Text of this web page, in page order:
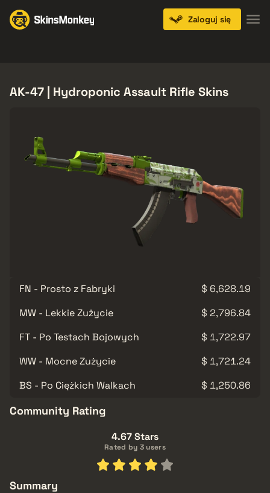
Zaloguj się
AK-47 | Hydroponic Assault Rifle Skins
FN - Prosto z Fabryki
$ 6,628.19
MW - Lekkie Zużycie
$ 2,796.84
FT - Po Testach Bojowych
$ 1,722.97
WW - Mocne Zużycie
$ 1,721.24
BS - Po Ciężkich Walkach
$ 1,250.86
Community Rating
4.67 Stars
Rated by 3 users
Summary